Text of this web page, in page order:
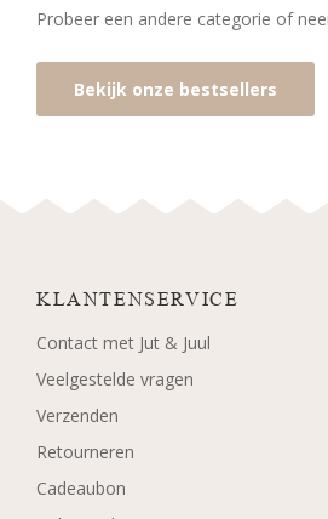
Probeer een andere categorie of
Bekijk onze bestsellers
KLANTENSERVICE
Contact met Jut & Juul
Veelgestelde vragen
Verzenden
Retourneren
Cadeaubon